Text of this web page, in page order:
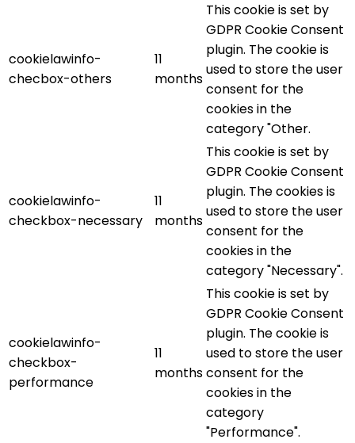
cookielawinfo-
checbox-others
11
months
This cookie is set by
GDPR Cookie Consent
plugin. The cookie is
used to store the user
consent for the
cookies in the
category "Other.
cookielawinfo-
checkbox-necessary
11
months
This cookie is set by
GDPR Cookie Consent
plugin. The cookies is
used to store the user
consent for the
cookies in the
category "Necessary".
cookielawinfo-
checkbox-
performance
11
months
This cookie is set by
GDPR Cookie Consent
plugin. The cookie is
used to store the user
consent for the
cookies in the
category
"Performance".